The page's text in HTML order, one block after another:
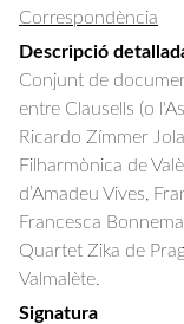
Correspondència
Descripció
Conjunt de
entre Clausells (o
Ricardo Zímmer
Filharmònica de
d’Amadeu Vives,
Francesca
Quartet Zika de
Valmalète.
Signatura